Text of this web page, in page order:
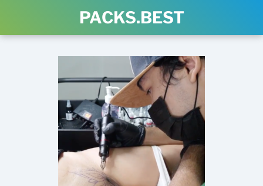
PACKS.BEST